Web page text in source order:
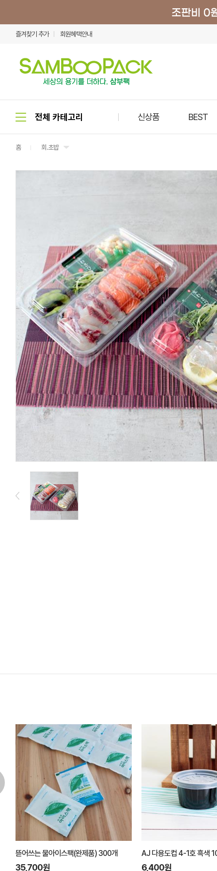
즐겨찾기 추가 회원혜택안내
신상품 BEST
홈 회.초밥
뜯어쓰는 물아이스팩(완제품) 300개
35,700원
AJ 다용도컵 4-1호 흑색
6,400원